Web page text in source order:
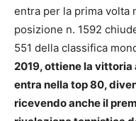
entra per la prima volta
posizione n. 1592
551 della classifica
2019, ottiene la vittoria
entra nella top 80,
ricevendo anche il